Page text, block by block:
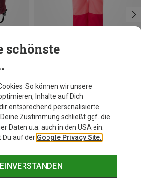
Kinder Pow Swtch Zero Handschuhe
schönste
So können wir unsere
Inhalte auf Dich
entsprechend personalisierte
Zustimmung schließt ggf. die
Daten u.a. auch in den USA ein.
Du auf der Google Privacy Site.
EINVERSTANDEN